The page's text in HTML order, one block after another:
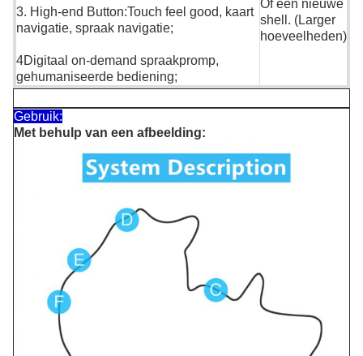
3. High-end Button:Touch feel good, kaart
navigatie, spraak navigatie;
4Digitaal on-demand spraakpromp,
gehumaniseerde bediening;
Of een nieuwe
shell. (Larger
hoeveelheden)
Gebruik:
Met behulp van een afbeelding: